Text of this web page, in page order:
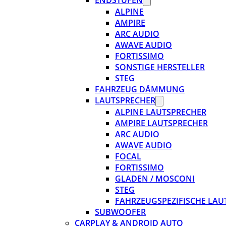
ALPINE
AMPIRE
ARC AUDIO
AWAVE AUDIO
FORTISSIMO
SONSTIGE HERSTELLER
STEG
FAHRZEUG DÄMMUNG
LAUTSPRECHER
ALPINE LAUTSPRECHER
AMPIRE LAUTSPRECHER
ARC AUDIO
AWAVE AUDIO
FOCAL
FORTISSIMO
GLADEN / MOSCONI
STEG
FAHRZEUGSPEZIFISCHE
SUBWOOFER
CARPLAY & ANDROID AUTO